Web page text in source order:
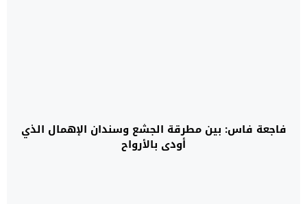
فاجعة فاس: بين مطرقة الجشع وسندان الإهمال الذي
أودى بالأرواح